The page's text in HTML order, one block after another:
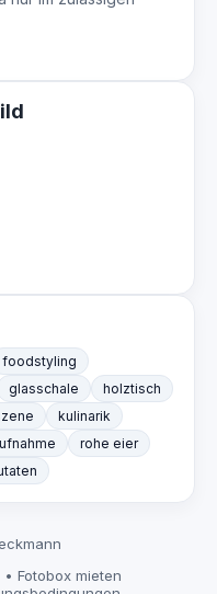
foodstyling
glasschale
holztisch
kulinarik
rohe eier
• Fotobox mieten